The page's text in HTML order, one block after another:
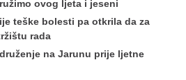
ovog ljeta i jeseni
teške bolesti pa otkrila da za
rada
na Jarunu prije ljetne